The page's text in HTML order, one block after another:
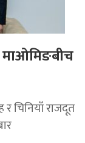
माओमिङबीच
र चिनियाँ राजदूत